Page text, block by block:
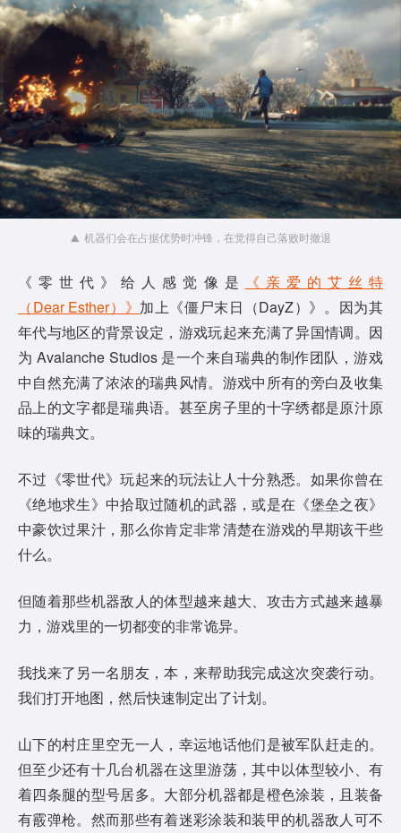
机器们会在占据优势时冲锋，在觉得自己落败时撤退
《零世代》给人感觉像是
《亲爱的艾丝特
（Dear Esther）》 加上《僵尸末日（DayZ）》。因为其
年代与地区的背景设定，游戏玩起来充满了异国情调。因
为 Avalanche Studios 是一个来自瑞典的制作团队，游戏
中自然充满了浓浓的瑞典风情。游戏中所有的旁白及收集
品上的文字都是瑞典语。甚至房子里的十字绣都是原汁原
味的瑞典文。
不过《零世代》玩起来的玩法让人十分熟悉。如果你曾在
《绝地求生》中拾取过随机的武器，或是在《堡垒之夜》
中豪饮过果汁，那么你肯定非常清楚在游戏的早期该干些
什么。
但随着那些机器敌人的体型越来越大、攻击方式越来越暴
力，游戏里的一切都变的非常诡异。
我找来了另一名朋友，本，来帮助我完成这次突袭行动。
我们打开地图，然后快速制定出了计划。
山下的村庄里空无一人，幸运地话他们是被军队赶走的。
但至少还有十几台机器在这里游荡，其中以体型较小、有
着四条腿的型号居多。大部分机器都是橙色涂装，且装备
有霰弹枪。然而那些有着迷彩涂装和装甲的机器敌人可不